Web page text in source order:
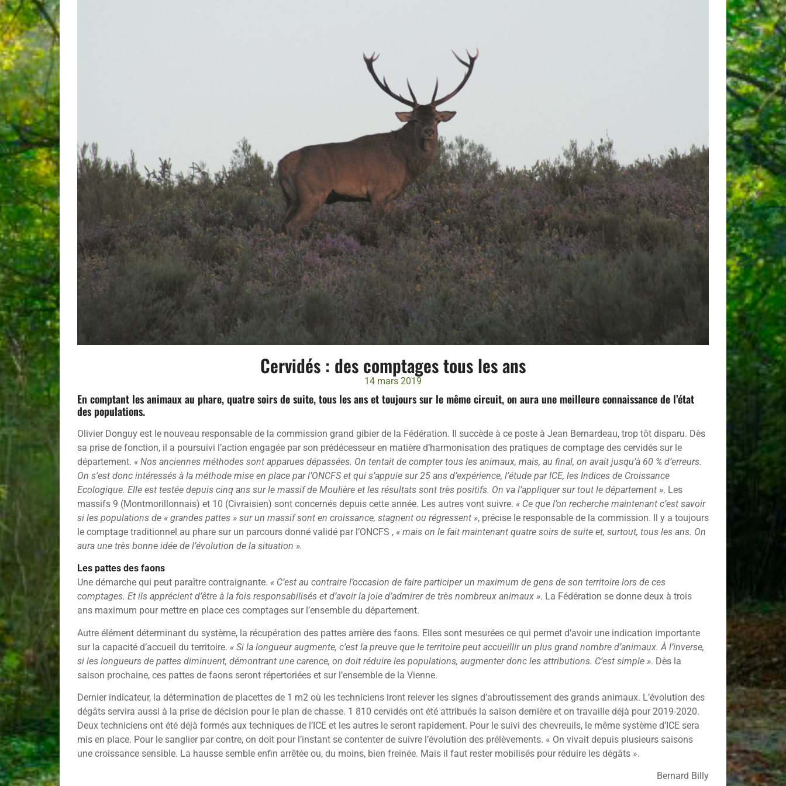
Cervidés : des comptages tous les ans
14 mars 2019
En comptant les animaux au phare, quatre soirs de suite, tous les ans et toujours sur le même circuit, on aura une meilleure connaissance de l’état
des populations.
Olivier Donguy est le nouveau responsable de la commission grand gibier de la Fédération. Il succède à ce poste à Jean Bernardeau, trop tôt disparu. Dès
sa prise de fonction, il a poursuivi l’action engagée par son prédécesseur en matière d’harmonisation des pratiques de comptage des cervidés sur le
département. « Nos anciennes méthodes sont apparues dépassées. On tentait de compter tous les animaux, mais, au final, on avait jusqu’à 60 % d’erreurs.
On s’est donc intéressés à la méthode mise en place par l’ONCFS et qui s’appuie sur 25 ans d’expérience, l’étude par ICE, les Indices de Croissance
Ecologique. Elle est testée depuis cinq ans sur le massif de Moulière et les résultats sont très positifs. On va l’appliquer sur tout le département ». Les
massifs 9 (Montmorillonnais) et 10 (Civraisien) sont concernés depuis cette année. Les autres vont suivre. « Ce que l’on recherche maintenant c’est savoir
si les populations de « grandes pattes » sur un massif sont en croissance, stagnent ou régressent », précise le responsable de la commission. Il y a toujours
le comptage traditionnel au phare sur un parcours donné validé par l’ONCFS , « mais on le fait maintenant quatre soirs de suite et, surtout, tous les ans. On
aura une très bonne idée de l’évolution de la situation ».
Les pattes des faons
Une démarche qui peut paraître contraignante. « C’est au contraire l’occasion de faire participer un maximum de gens de son territoire lors de ces
comptages. Et ils apprécient d’être à la fois responsabilisés et d’avoir la joie d’admirer de très nombreux animaux ». La Fédération se donne deux à trois
ans maximum pour mettre en place ces comptages sur l’ensemble du département.
Autre élément déterminant du système, la récupération des pattes arrière des faons. Elles sont mesurées ce qui permet d’avoir une indication importante
sur la capacité d’accueil du territoire. « Si la longueur augmente, c’est la preuve que le territoire peut accueillir un plus grand nombre d’animaux. À l’inverse,
si les longueurs de pattes diminuent, démontrant une carence, on doit réduire les populations, augmenter donc les attributions. C’est simple ». Dès la
saison prochaine, ces pattes de faons seront répertoriées et sur l’ensemble de la Vienne.
Dernier indicateur, la détermination de placettes de 1 m2 où les techniciens iront relever les signes d’abroutissement des grands animaux. L’évolution des
dégâts servira aussi à la prise de décision pour le plan de chasse. 1 810 cervidés ont été attribués la saison dernière et on travaille déjà pour 2019-2020.
Deux techniciens ont été déjà formés aux techniques de l’ICE et les autres le seront rapidement. Pour le suivi des chevreuils, le même système d’ICE sera
mis en place. Pour le sanglier par contre, on doit pour l’instant se contenter de suivre l’évolution des prélèvements. « On vivait depuis plusieurs saisons
une croissance sensible. La hausse semble enfin arrêtée ou, du moins, bien freinée. Mais il faut rester mobilisés pour réduire les dégâts ».
Bernard Billy